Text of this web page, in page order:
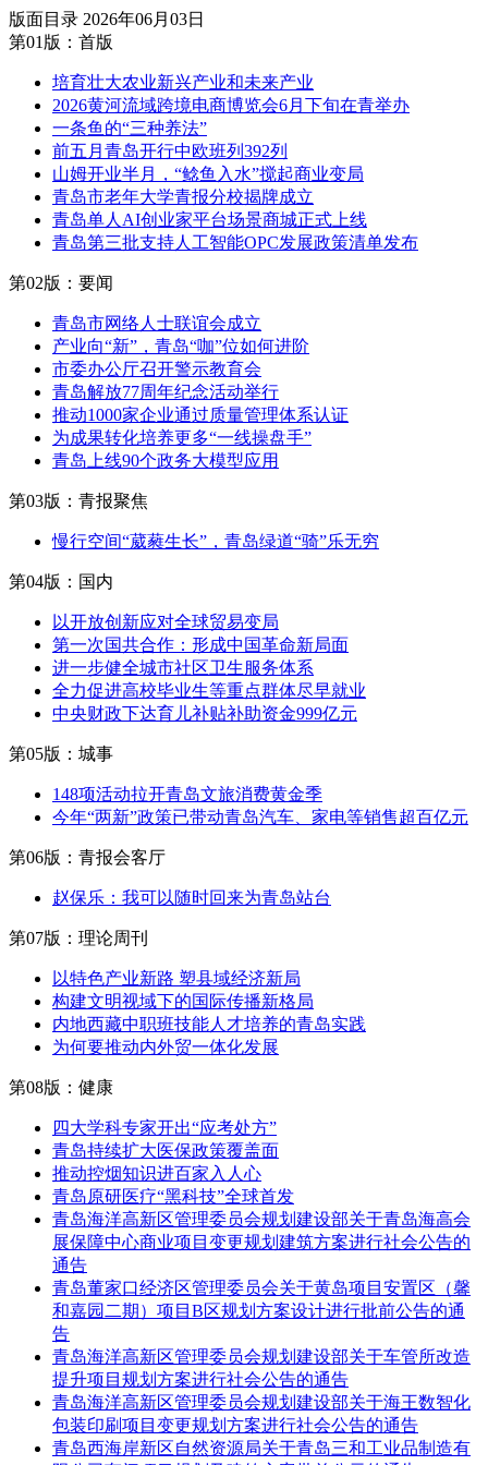
版面目录 2026年06月03日
第01版：首版
培育壮大农业新兴产业和未来产业
2026黄河流域跨境电商博览会6月下旬在青举办
一条鱼的“三种养法”
前五月青岛开行中欧班列392列
山姆开业半月，“鲶鱼入水”搅起商业变局
青岛市老年大学青报分校揭牌成立
青岛单人AI创业家平台场景商城正式上线
青岛第三批支持人工智能OPC发展政策清单发布
第02版：要闻
青岛市网络人士联谊会成立
产业向“新”，青岛“咖”位如何进阶
市委办公厅召开警示教育会
青岛解放77周年纪念活动举行
推动1000家企业通过质量管理体系认证
为成果转化培养更多“一线操盘手”
青岛​上线90个政务大模型应用
第03版：青报聚焦
慢行空间“葳蕤生长”，青岛绿道“骑”乐无穷
第04版：国内
以开放创新应对全球贸易变局
第一次国共合作：形成中国革命新局面
进一步健全城市社区卫生服务体系
全力促进高校毕业生等重点群体尽早就业
中央财政下达育儿补贴补助资金999亿元
第05版：城事
148项活动拉开青岛文旅消费黄金季
今年“两新”政策已带动青岛汽车、家电等销售超百亿元
第06版：青报会客厅
赵保乐：我可以随时回来为青岛站台
第07版：理论周刊
以特色产业新路 塑县域经济新局
构建文明视域下的国际传播新格局
内地西藏中职班技能人才培养的青岛实践
为何要推动内外贸一体化发展
第08版：健康
四大学科专家开出“应考处方”
青岛持续扩大医保政策覆盖面
推动控烟知识进百家入人心
青岛原研医疗“黑科技”全球首发
青岛海洋高新区管理委员会规划建设部关于青岛海高会
展保障中心商业项目变更规划建筑方案进行社会公告的
通告
青岛董家口经济区管理委员会关于黄岛项目安置区（馨
和嘉园二期）项目B区规划方案设计进行批前公告的通
告
青岛海洋高新区管理委员会规划建设部关于车管所改造
提升项目规划方案进行社会公告的通告
青岛海洋高新区管理委员会规划建设部关于海王数智化
包装印刷项目变更规划方案进行社会公告的通告
青岛西海岸新区自然资源局关于青岛三和工业品制造有